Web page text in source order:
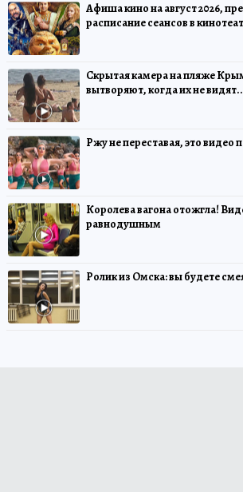
Афиша кино на август 2026,
расписание сеансов в
Скрытая камера на пляже
вытворяют, когда их не
Ржу не переставая, это видео
Королева вагона отожгла!
равнодушным
Ролик из Омска: вы будете